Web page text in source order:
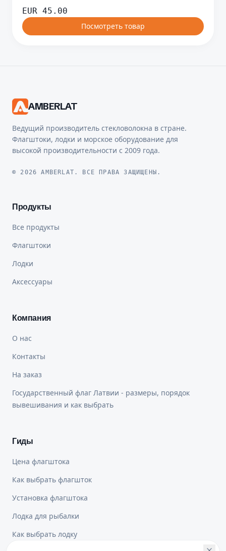
EUR 45.00
Посмотреть товар
AMBERLAT
Ведущий производитель стекловолокна в стране.
Флагштоки, лодки и морское оборудование для
высокой производительности с 2009 года.
© 2026 AMBERLAT. ВСЕ ПРАВА ЗАЩИЩЕНЫ.
Продукты
Все продукты
Флагштоки
Лодки
Аксессуары
Компания
О нас
Контакты
На заказ
Государственный флаг Латвии - размеры, порядок
вывешивания и как выбрать
Гиды
Цена флагштока
Как выбрать флагшток
Установка флагштока
Лодка для рыбалки
Как выбрать лодку